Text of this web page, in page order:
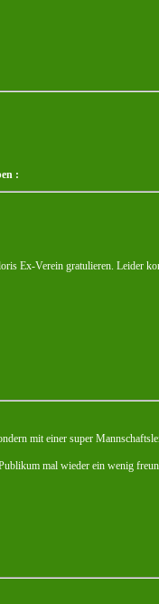
:
Ex-Verein gratulieren. Leider
mit einer super
mal wieder ein wenig